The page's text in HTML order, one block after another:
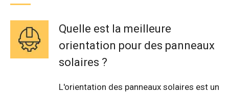
Quelle est la meilleure
orientation pour des panneaux
solaires ?
L'orientation des panneaux solaires est un